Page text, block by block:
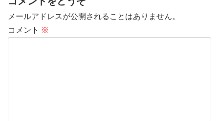
メールアドレスが公開されることはありません。
コメント ※